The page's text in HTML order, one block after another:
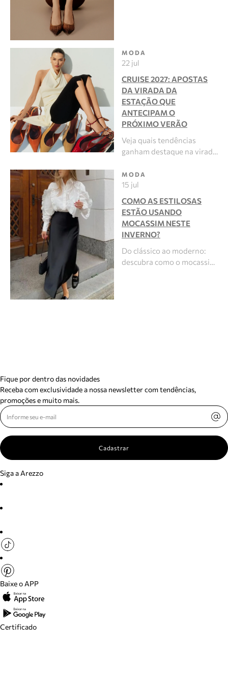
MODA
22 jul
CRUISE 2027: APOSTAS
DA VIRADA DA
ESTAÇÃO QUE
ANTECIPAM O
PRÓXIMO VERÃO
Veja quais tendências
ganham destaque na virad…
MODA
15 jul
COMO AS ESTILOSAS
ESTÃO USANDO
MOCASSIM NESTE
INVERNO?
Do clássico ao moderno:
descubra como o mocassi…
Fique por dentro das novidades
Receba com exclusividade a nossa newsletter com tendências,
promoções e muito mais.
Cadastrar
Siga a Arezzo
Baixe o APP
Certificado